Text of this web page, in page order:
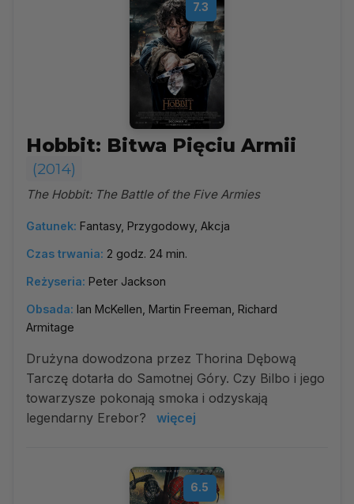
7.3
Hobbit: Bitwa Pięciu Armii
(2014)
The Hobbit: The Battle of the Five Armies
Gatunek: Fantasy, Przygodowy, Akcja
Czas trwania: 2 godz. 24 min.
Reżyseria: Peter Jackson
Obsada: Ian McKellen, Martin Freeman, Richard
Armitage
Drużyna dowodzona przez Thorina Dębową
Tarczę dotarła do Samotnej Góry. Czy Bilbo i jego
towarzysze pokonają smoka i odzyskają
legendarny Erebor?
więcej
6.5